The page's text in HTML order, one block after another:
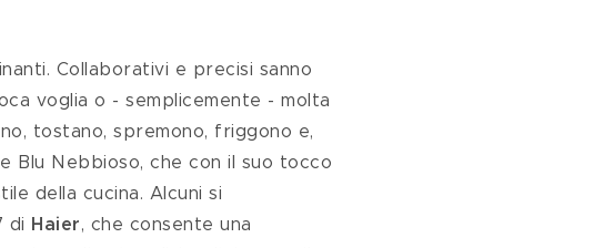
Collaborativi e precisi sanno
voglia o - semplicemente - molta
tostano, spremono, friggono e,
Blu Nebbioso, che con il suo tocco
della cucina. Alcuni si
di
Haier, che consente una